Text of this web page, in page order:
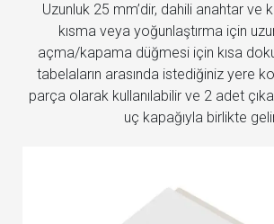
Uzunluk 25 mm’dir, dahili anahtar ve
kısma veya yoğunlaştırma için
açma/kapama düğmesi için kısa
tabelaların arasında istediğiniz yere
parça olarak kullanılabilir ve 2 adet
uç kapağıyla birlikte